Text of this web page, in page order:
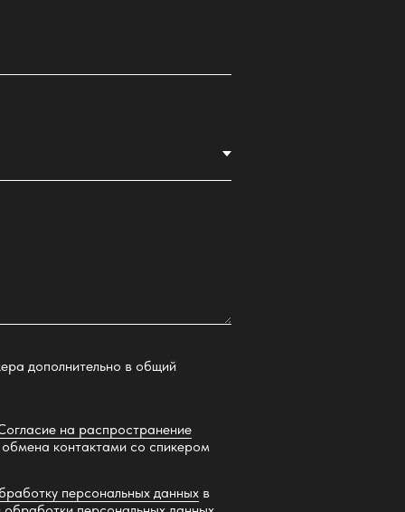
дополнительно в общий
на распространение
контактами со спикером
персональных данных в